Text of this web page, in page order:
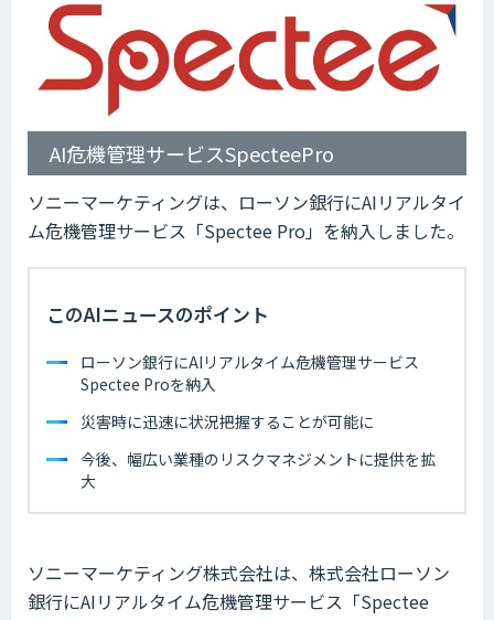
AI危機管理サービスSpecteePro
ソニーマーケティングは、ローソン銀行にAIリアルタイ
ム危機管理サービス「Spectee Pro」を納入しました。
このAIニュースのポイント
ローソン銀行にAIリアルタイム危機管理サービス
Spectee Proを納入
災害時に迅速に状況把握することが可能に
今後、幅広い業種のリスクマネジメントに提供を拡
大
ソニーマーケティング株式会社は、株式会社ローソン
銀行にAIリアルタイム危機管理サービス「Spectee